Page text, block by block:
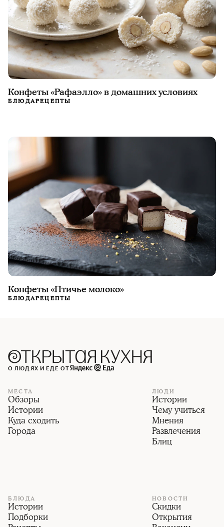
Конфеты «Рафаэлло» в домашних условиях
БЛЮДАРЕЦЕПТЫ
Конфеты «Птичье молоко»
БЛЮДАРЕЦЕПТЫ
О ЛЮДЯХ И ЕДЕ ОТ
МЕСТА
Обзоры
Истории
Куда сходить
Города
ЛЮДИ
Истории
Чему учиться
Мнения
Развлечения
Блиц
БЛЮДА
Истории
Подборки
НОВОСТИ
Скидки
Открытия